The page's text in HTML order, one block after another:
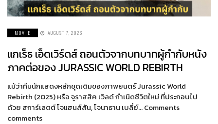
MOVIE AUGUST 7, 2026
แกเร็ธ เอ็ดเวิร์ดส์ ถอนตัวจากบทบาทผู้กำกับหนัง
ภาคต่อของ JURASSIC WORLD REBIRTH
แม้ว่าทีมนักแสดงหลักชุดเดิมของภาพยนตร์ Jurassic World
Rebirth (2025) หรือ จูราสสิค เวิลด์ กำเนิดชีวิตใหม่ ที่ประกอบไป
ด้วย สการ์เลตต์ โจแฮนส์สัน, โจนาธาน เบลี่ย์… Comments
comments